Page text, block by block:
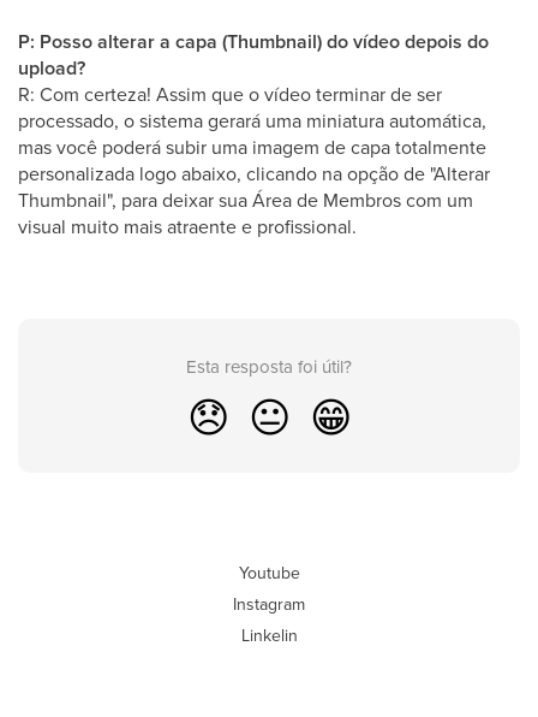
P: Posso alterar a capa (Thumbnail) do vídeo depois do
upload?
R: Com certeza! Assim que o vídeo terminar de ser
processado, o sistema gerará uma miniatura automática,
mas você poderá subir uma imagem de capa totalmente
personalizada logo abaixo, clicando na opção de "Alterar
Thumbnail", para deixar sua Área de Membros com um
visual muito mais atraente e profissional.
Esta resposta foi útil?
😞 😐 😁
Youtube
Instagram
Linkelin